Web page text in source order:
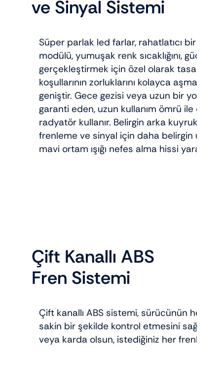
ve Sinyal Sistemi
Süper parlak led farlar, rahatlatıcı bir
modülü, yumuşak renk sıcaklığını, güçlü
gerçekleştirmek için özel olarak
koşullarının zorluklarını kolayca
geniştir. Gece gezisi veya uzun bir
garanti eden, uzun kullanım ömrü ile öne
radyatör kullanır. Belirgin arka kuyruk
frenleme ve sinyal için daha belirgin uyarı
mavi ortam ışığı nefes alma hissi yaratır
Çift Kanallı ABS
Fren Sistemi
Çift kanallı ABS sistemi, sürücünün
sakin bir şekilde kontrol etmesini sağlar.
veya karda olsun, istediğiniz her